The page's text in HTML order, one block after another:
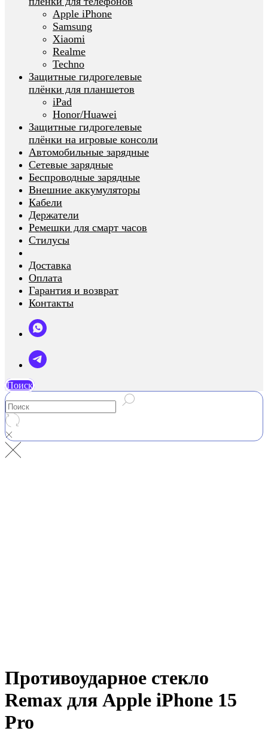
Apple iPhone
Samsung
Xiaomi
Realme
Techno
Защитные гидрогелевые
плёнки для планшетов
iPad
Honor/Huawei
Защитные гидрогелевые
плёнки на игровые консоли
Автомобильные зарядные
Сетевые зарядные
Беспроводные зарядные
Внешние аккумуляторы
Кабели
Держатели
Ремешки для смарт часов
Стилусы
Доставка
Оплата
Гарантия и возврат
Контакты
Поиск
Противоударное стекло
Remax для Apple iPhone 15
Pro